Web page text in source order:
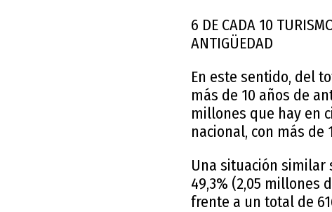
6 DE CADA 10
ANTIGÜEDAD
En este sentido, del
más de 10 años de
millones que hay en
nacional, con más de
Una situación similar
49,3% (2,05 millones
frente a un total de